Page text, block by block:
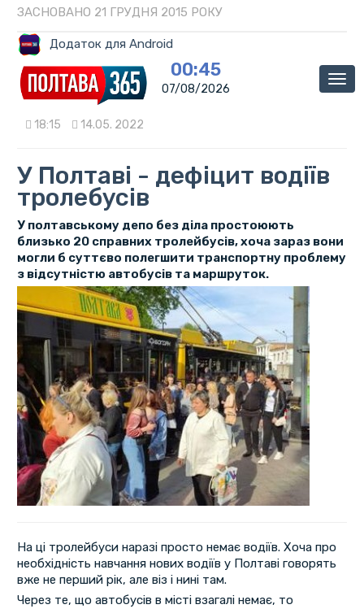
ЗАСНОВАНО 21 ГРУДНЯ 2015 РОКУ
Додаток для Android
00:45
07/08/2026
18:15 14.05. 2022
У Полтаві - дефіцит водіїв
тролебусів
У полтавському депо без діла простоюють
близько 20 справних тролейбусів, хоча зараз вони
могли б суттєво полегшити транспортну проблему
з відсутністю автобусів та маршруток.
На ці тролейбуси наразі просто немає водіїв. Хоча про
необхідність навчання нових водіїв у Полтаві говорять
вже не перший рік, але віз і нині там.
Через те, що автобусів в місті взагалі немає, то